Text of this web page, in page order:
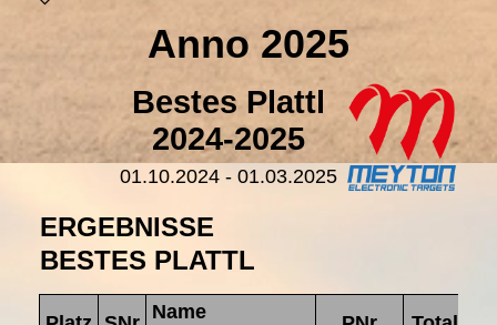
Anno 2025